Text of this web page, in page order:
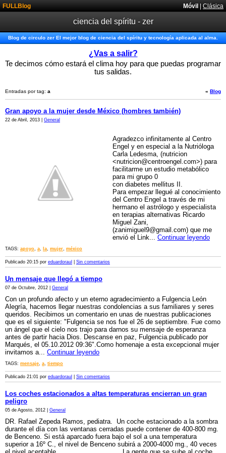
Móvil | Clásica
FULLBlog
ciencia del spíritu - zer
Blog de circulo zer El mejor blog de ciencia del spíritu y tecnología aplicada al alma.
¿Vas a salir?
Te decimos cómo estará el clima hoy para que puedas programar
tus salidas.
« Blog
Entradas por tag: a
Gran apoyo a la mujer desde México (hombres también)
22 de Abril, 2013 | General
Agradezco infinitamente al Centro
Engel y en especial a la Nutrióloga
Carla Ledesma, (nutricion
<nutricion@centroengel.com>) para
facilitarme un estudio metabólico
para mi grupo 0
con diabetes mellitus II.
Para empezar llegué al conocimiento
del Centro Engel a través de mi
hermano el astrólogo y especialista
en terapias alternativas Ricardo
Miguel Zani,
(zanimiguel9@gmail.com) que me
envió el Link... Continuar leyendo
TAGS: apoyo, a, la, mujer, méxico
Publicado 20:15 por eduardoraul Sin comentarios
Un mensaje que llegó a tiempo
07 de Octubre, 2012 | General
Con un profundo afecto y un eterno agradecimiento a Fulgencia León
Alegría, hacemos llegar nuestras condolencias a sus familiares y seres
queridos. Recibimos un comentario en unas de nuestras publicaciones
que es el siguiente: "Fulgencia se nos fue el 26 de septiembre. Fue como
un ángel que el cielo nos trajo para darnos su mensaje de esperanza
antes de partir hacia Dios. Descanse en paz, Fulgencia.publicado por
Marqués, el 05.10.2012 09:36".Como homenaje a esta excepcional mujer
invitamos a... Continuar leyendo
TAGS: mensaje, a, tiempo
Publicado 21:01 por eduardoraul Sin comentarios
Los coches estacionados a altas temperaturas encierran un gran
peligro
05 de Agosto, 2012 | General
DR. Rafael Zepeda Ramos, pediatra. Un coche estacionado a la sombra
durante el día con las ventanas cerradas puede contener de 400-800 mg.
de Benceno. Si está aparcado fuera bajo el sol a una temperatura
superior a 16º C., el nivel de Benceno subirá a 2000-4000 mg., 40 veces